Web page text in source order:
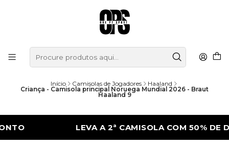
Início Camisolas de Jogadores Haaland
Criança - Camisola principal Noruega Mundial 2026 - Braut
Haaland 9
LEVA A 2ª CAMISOLA COM 50% DE